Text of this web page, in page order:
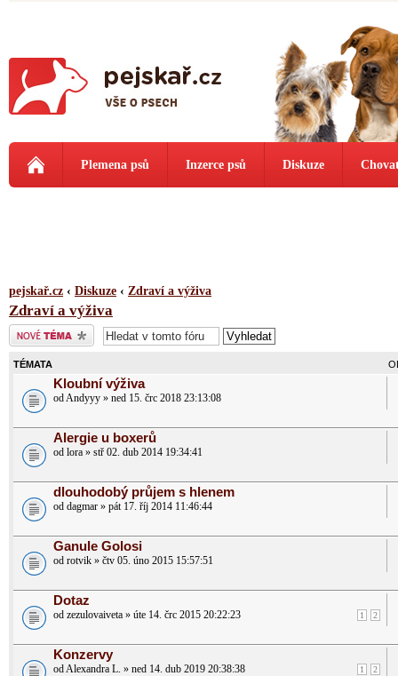
Plemena psů Inzerce psů Diskuze
pejskař.cz ‹ Diskuze ‹ Zdraví a výživa
Zdraví a výživa
Odeslat nové téma
TÉMATA
Kloubní výživa
od Andyyy » ned 15. črc 2018 23:13:08
Alergie u boxerů
od lora » stř 02. dub 2014 19:34:41
dlouhodobý průjem s hlenem
od dagmar » pát 17. říj 2014 11:46:44
Ganule Golosi
od rotvik » čtv 05. úno 2015 15:57:51
Dotaz
1 2
od zezulovaiveta » úte 14. črc 2015 20:22:23
Konzervy
1 2
od Alexandra L. » ned 14. dub 2019 20:38:38